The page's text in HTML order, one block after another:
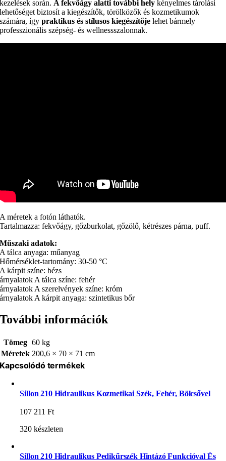
kezelések során. A fekvőágy alatti további hely kényelmes tárolási
lehetőséget biztosít a kiegészítők, törölközők és kozmetikumok
számára, ígypraktikus és stílusos kiegészítője lehet bármely
professzionális szépség- és wellnessszalonnak.
A méretek a fotón láthatók.
Tartalmazza: fekvőágy, gőzburkolat, gőzölő, kétrészes párna, puff.
Műszaki adatok:
A tálca anyaga: műanyag
Hőmérséklet-tartomány: 30-50 °C
A kárpit színe: bézs
árnyalatok A tálca színe: fehér
árnyalatok A szerelvények színe: króm
árnyalatok A kárpit anyaga: szintetikus bőr
További információk
Tömeg 60 kg
Méretek 200,6 × 70 × 71 cm
Kapcsolódó termékek
Sillon 210 Hidraulikus Kozmetikai Szék, Fehér, Bölcsővel
107 211Ft
320 készleten
Sillon 210 Hidraulikus Pedikűrszék Hintázó Funkcióval És